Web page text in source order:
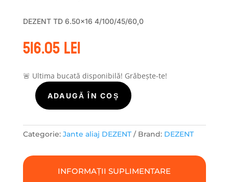
DEZENT TD 6.50×16 4/100/45/60,0
516.05lei
🚨 Ultima bucată disponibilă! Grăbește-te!
Cantitate
aliaj
DEZENT
6.50x16
4/100/45/60,0
ADAUGĂ ÎN COȘ
Categorie: Jante aliaj DEZENT Brand: DEZENT
INFORMAȚII SUPLIMENTARE